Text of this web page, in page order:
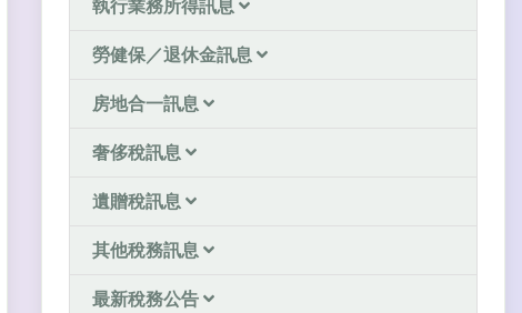
執行業務所得訊息
勞健保／退休金訊息
房地合一訊息
奢侈稅訊息
遺贈稅訊息
其他稅務訊息
最新稅務公告